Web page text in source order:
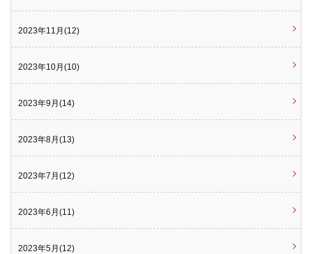
2023年11月(12)
2023年10月(10)
2023年9月(14)
2023年8月(13)
2023年7月(12)
2023年6月(11)
2023年5月(12)